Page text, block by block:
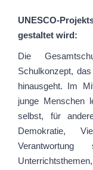
UNESCO-
gestaltet wird:
Die
Schulkonzept,
hinausgeht. Im
junge Menschen
selbst, für
Demokratie,